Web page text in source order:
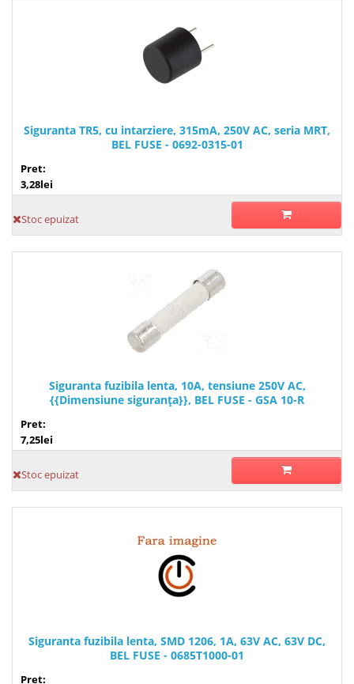
Siguranta TR5, cu intarziere, 315mA, 250V AC, seria MRT,
BEL FUSE - 0692-0315-01
Pret:
3,28lei
Stoc epuizat
Siguranta fuzibila lenta, 10A, tensiune 250V AC,
{{Dimensiune siguranţa}}, BEL FUSE - GSA 10-R
Pret:
7,25lei
Stoc epuizat
Siguranta fuzibila lenta, SMD 1206, 1A, 63V AC, 63V DC,
BEL FUSE - 0685T1000-01
Pret: